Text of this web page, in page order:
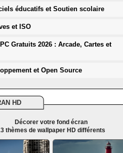
éducatifs et Soutien scolaire
et ISO
Gratuits 2026 : Arcade, Cartes et
et Open Source
HD
Décorer votre fond écran
thèmes de wallpaper HD différents